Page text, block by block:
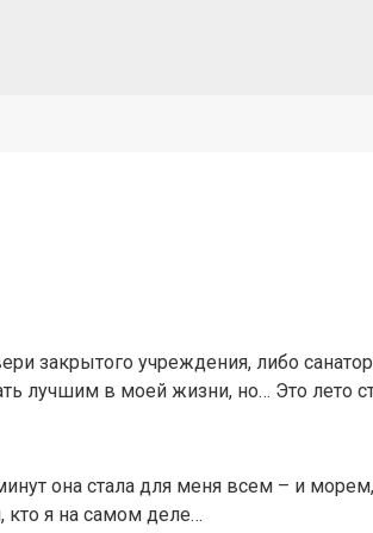
закрытого учреждения, либо
лучшим в моей жизни, но… Это лето
она стала для меня всем – и
я на самом деле…